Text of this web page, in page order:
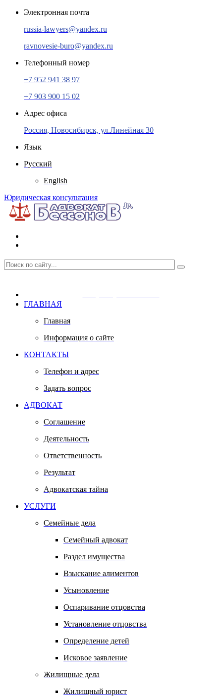
Электронная почта
russia-lawyers@yandex.ru
ravnovesie-buro@yandex.ru
Телефонный номер
+7 952 941 38 97
+7 903 900 15 02
Адрес офиса
Россия, Новосибирск, ул.Линейная 30
Язык
Русский
English
Юридическая консультация
ГЛАВНАЯ
Главная
Информация о сайте
КОНТАКТЫ
Телефон и адрес
Задать вопрос
АДВОКАТ
Соглашение
Деятельность
Ответственность
Результат
Адвокатская тайна
УСЛУГИ
Семейные дела
Семейный адвокат
Раздел имущества
Взыскание алиментов
Усыновление
Оспаривание отцовства
Установление отцовства
Определение детей
Исковое заявление
Жилищные дела
Жилищный юрист